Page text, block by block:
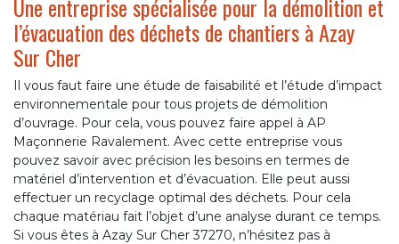
Une entreprise spécialisée pour la démolition et
l’évacuation des déchets de chantiers à Azay
Sur Cher
Il vous faut faire une étude de faisabilité et l’étude d’impact
environnementale pour tous projets de démolition
d’ouvrage. Pour cela, vous pouvez faire appel à AP
Maçonnerie Ravalement. Avec cette entreprise vous
pouvez savoir avec précision les besoins en termes de
matériel d’intervention et d’évacuation. Elle peut aussi
effectuer un recyclage optimal des déchets. Pour cela
chaque matériau fait l’objet d’une analyse durant ce temps.
Si vous êtes à Azay Sur Cher 37270, n’hésitez pas à